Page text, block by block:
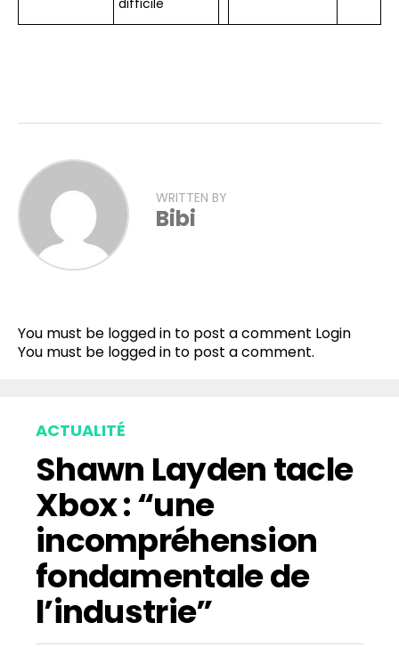
difficile
WRITTEN BY
Bibi
You must be logged in to post a comment Login
You must be logged in to post a comment.
ACTUALITÉ
Shawn Layden tacle
Xbox : “une
incompréhension
fondamentale de
l’industrie”